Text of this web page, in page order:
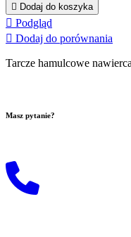
 Dodaj do koszyka
 Podgląd
 Dodaj do porównania
Tarcze hamulcowe
Masz pytanie?